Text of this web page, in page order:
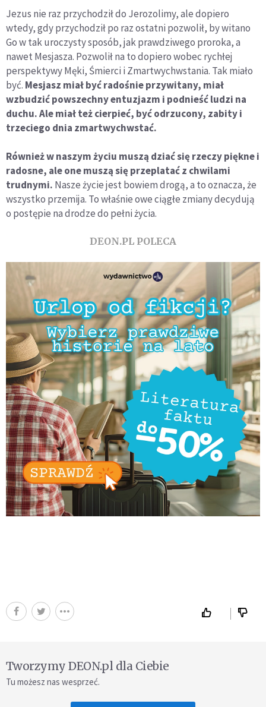
Jezus nie raz przychodził do Jerozolimy, ale dopiero
wtedy, gdy przychodził po raz ostatni pozwolił, by witano
Go w tak uroczysty sposób, jak prawdziwego proroka, a
nawet Mesjasza. Pozwolił na to dopiero wobec rychłej
perspektywy Męki, Śmierci i Zmartwychwstania. Tak miało
być. Mesjasz miał być radośnie przywitany, miał
wzbudzić powszechny entuzjazm i podnieść ludzi na
duchu. Ale miał też cierpieć, być odrzucony, zabity i
trzeciego dnia zmartwychwstać.
Również w naszym życiu muszą dziać się rzeczy piękne i
radosne, ale one muszą się przeplatać z chwilami
trudnymi. Nasze życie jest bowiem drogą, a to oznacza, że
wszystko przemija. To właśnie owe ciągłe zmiany decydują
o postępie na drodze do pełni życia.
DEON.PL POLECA
Tworzymy DEON.pl dla Ciebie
Tu możesz nas wesprzeć.